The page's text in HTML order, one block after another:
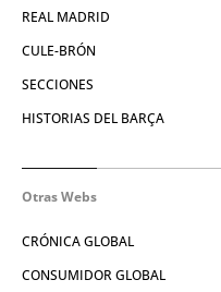
REAL MADRID
CULE-BRÓN
SECCIONES
HISTORIAS DEL BARÇA
Otras Webs
CRÓNICA GLOBAL
CONSUMIDOR GLOBAL